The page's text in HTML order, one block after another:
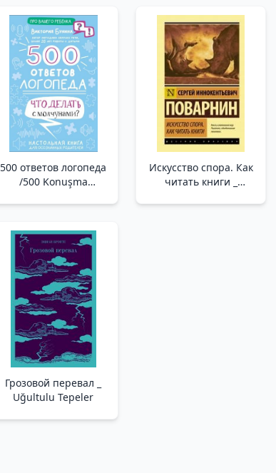
500 ответов логопеда
/500 Konuşma
Искусство спора. Как
читать книги _
Грозовой перевал _
Uğultulu Tepeler